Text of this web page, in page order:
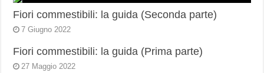
Fiori commestibili: la guida (Seconda parte)
7 Giugno 2022
Fiori commestibili: la guida (Prima parte)
27 Maggio 2022